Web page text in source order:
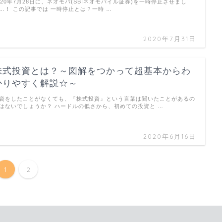
2020年7月31日
年7月28日に、ネオモバ(SBIネオモバイル証券)を一時停止させまし
！ この記事では 一時停止とは？一時 …
式投資とは？～図解をつかって超基本からわ
りやすく解説☆～
2020年6月16日
をしたことがなくても、『株式投資』という言葉は聞いたことがあるの
ないでしょうか？ ハードルの低さから、初めての投資と …
1 2